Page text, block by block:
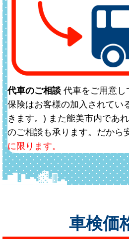
代車のご相談 代車をご用意
保険はお客様の加入されてい
きます。) また能美市内であ
のご相談も承ります。だから
に限ります。
車検価